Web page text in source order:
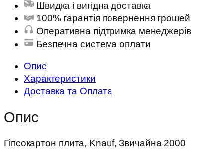
Швидка і вигідна доставка
100% гарантія повернення грошей
Оперативна підтримка менеджерів
Безпечна система оплати
Опис
Характеристики
Доставка та Оплата
Опис
Гіпсокартон плита, Knauf, Звичайна 2000